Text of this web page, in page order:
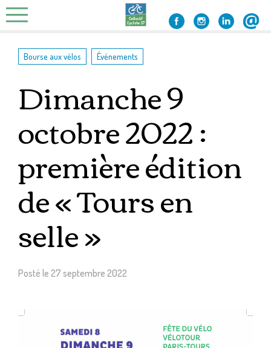
Skip
to
Bourse aux vélos Événements
Dimanche 9
octobre 2022 :
première édition
de « Tours en
selle »
Posté le 27 septembre 2022